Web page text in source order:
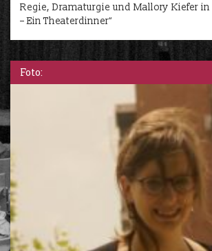
Regie, Dramaturgie und Mallory Kiefer in
– Ein Theaterdinner“
Foto: